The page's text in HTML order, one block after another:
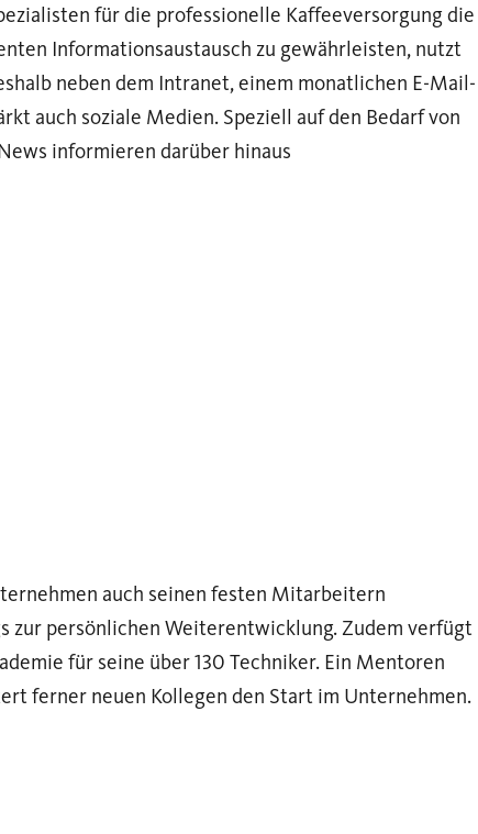
für die professionelle Kaffeeversorgung die
Informationsaustausch zu gewährleisten, nutzt
neben dem Intranet, einem monatlichen E-Mail-
auch soziale Medien. Speziell auf den Bedarf von
informieren darüber hinaus
auch seinen festen Mitarbeitern
zur persönlichen Weiterentwicklung. Zudem verfügt
für seine über 130 Techniker. Ein Mentoren
ferner neuen Kollegen den Start im Unternehmen.